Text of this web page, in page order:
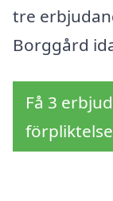
tre
Borggård
Få 3